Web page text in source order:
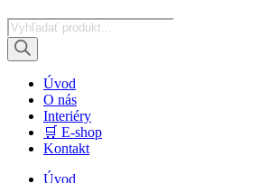
Products
search
Úvod
O nás
Interiéry
🛒 E-shop
Kontakt
Úvod